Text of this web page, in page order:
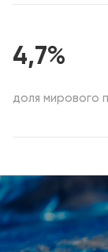
4,7%
доля мирового